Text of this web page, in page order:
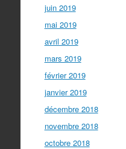
juin 2019
mai 2019
avril 2019
mars 2019
février 2019
janvier 2019
décembre 2018
novembre 2018
octobre 2018